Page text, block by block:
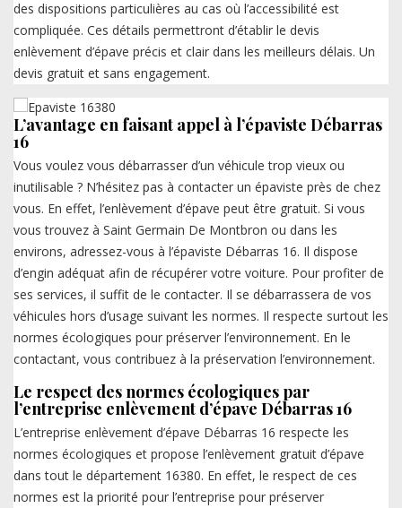
des dispositions particulières au cas où l’accessibilité est
compliquée. Ces détails permettront d’établir le devis
enlèvement d’épave précis et clair dans les meilleurs délais. Un
devis gratuit et sans engagement.
L’avantage en faisant appel à l’épaviste Débarras
16
Vous voulez vous débarrasser d’un véhicule trop vieux ou
inutilisable ? N’hésitez pas à contacter un épaviste près de chez
vous. En effet, l’enlèvement d’épave peut être gratuit. Si vous
vous trouvez à Saint Germain De Montbron ou dans les
environs, adressez-vous à l’épaviste Débarras 16. Il dispose
d’engin adéquat afin de récupérer votre voiture. Pour profiter de
ses services, il suffit de le contacter. Il se débarrassera de vos
véhicules hors d’usage suivant les normes. Il respecte surtout les
normes écologiques pour préserver l’environnement. En le
contactant, vous contribuez à la préservation l’environnement.
Le respect des normes écologiques par
l’entreprise enlèvement d’épave Débarras 16
L’entreprise enlèvement d’épave Débarras 16 respecte les
normes écologiques et propose l’enlèvement gratuit d’épave
dans tout le département 16380. En effet, le respect de ces
normes est la priorité pour l’entreprise pour préserver